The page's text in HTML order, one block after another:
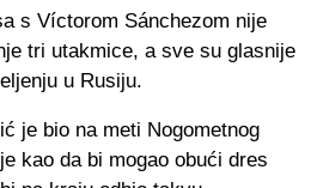
s Víctorom Sánchezom nije
tri utakmice, a sve su glasnije
u Rusiju.
je bio na meti Nogometnog
kao da bi mogao obući dres